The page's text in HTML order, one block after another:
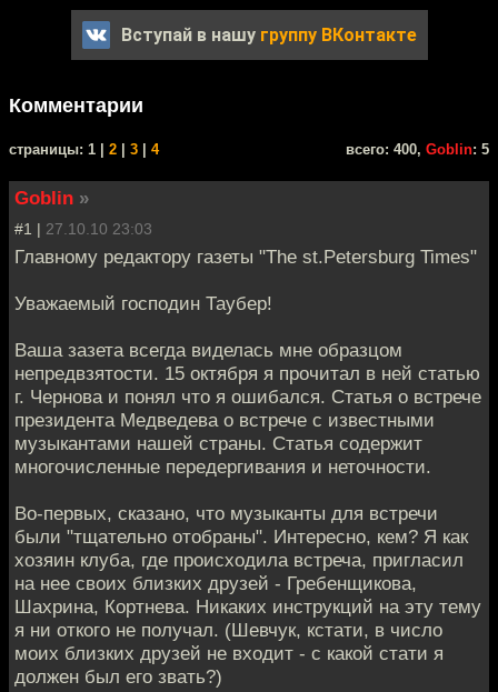
Вступай в нашу группу ВКонтакте
Комментарии
cтраницы: 1 | 2 3 4 всего: 400, Goblin: 5
Goblin »
#1 | 27.10.10 23:03
Главному редактору газеты "The st.Petersburg Times"
Уважаемый господин Таубер!
Ваша зазета всегда виделась мне образцом
непредвзятости. 15 октября я прочитал в ней статью
г. Чернова и понял что я ошибался. Статья о встрече
президента Медведева о встрече с известными
музыкантами нашей страны. Статья содержит
многочисленные передергивания и неточности.
Во-первых, сказано, что музыканты для встречи
были "тщательно отобраны". Интересно, кем? Я как
хозяин клуба, где происходила встреча, пригласил
на нее своих близких друзей - Гребенщикова,
Шахрина, Кортнева. Никаких инструкций на эту тему
я ни откого не получал. (Шевчук, кстати, в число
моих близких друзей не входит - с какой стати я
должен был его звать?)